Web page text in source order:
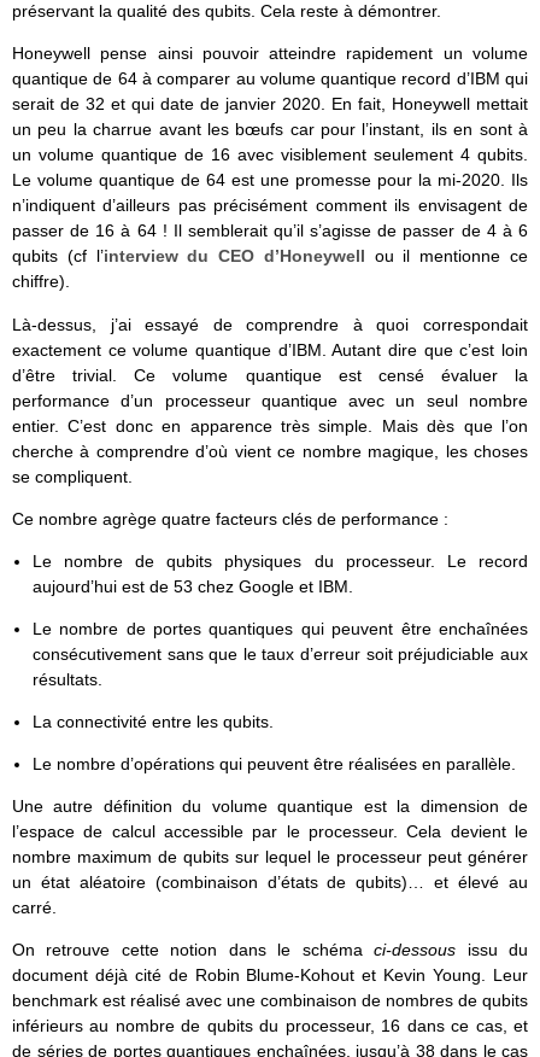
préservant la qualité des qubits. Cela reste à démontrer.
Honeywell pense ainsi pouvoir atteindre rapidement un volume
quantique de 64 à comparer au volume quantique record d’IBM qui
serait de 32 et qui date de janvier 2020. En fait, Honeywell mettait
un peu la charrue avant les bœufs car pour l’instant, ils en sont à
un volume quantique de 16 avec visiblement seulement 4 qubits.
Le volume quantique de 64 est une promesse pour la mi-2020. Ils
n’indiquent d’ailleurs pas précisément comment ils envisagent de
passer de 16 à 64 ! Il semblerait qu’il s’agisse de passer de 4 à 6
qubits (cf l’interview du CEO d’Honeywell ou il mentionne ce
chiffre).
Là-dessus, j’ai essayé de comprendre à quoi correspondait
exactement ce volume quantique d’IBM. Autant dire que c’est loin
d’être trivial. Ce volume quantique est censé évaluer la
performance d’un processeur quantique avec un seul nombre
entier. C’est donc en apparence très simple. Mais dès que l’on
cherche à comprendre d’où vient ce nombre magique, les choses
se compliquent.
Ce nombre agrège quatre facteurs clés de performance :
Le nombre de qubits physiques du processeur. Le record
aujourd’hui est de 53 chez Google et IBM.
Le nombre de portes quantiques qui peuvent être enchaînées
consécutivement sans que le taux d’erreur soit préjudiciable aux
résultats.
La connectivité entre les qubits.
Le nombre d’opérations qui peuvent être réalisées en parallèle.
Une autre définition du volume quantique est la dimension de
l’espace de calcul accessible par le processeur. Cela devient le
nombre maximum de qubits sur lequel le processeur peut générer
un état aléatoire (combinaison d’états de qubits)… et élevé au
carré.
On retrouve cette notion dans le schémaci-dessous issu du
document déjà cité de Robin Blume-Kohout et Kevin Young. Leur
benchmark est réalisé avec une combinaison de nombres de qubits
inférieurs au nombre de qubits du processeur, 16 dans ce cas, et
de séries de portes quantiques enchaînées, jusqu’à 38 dans le cas